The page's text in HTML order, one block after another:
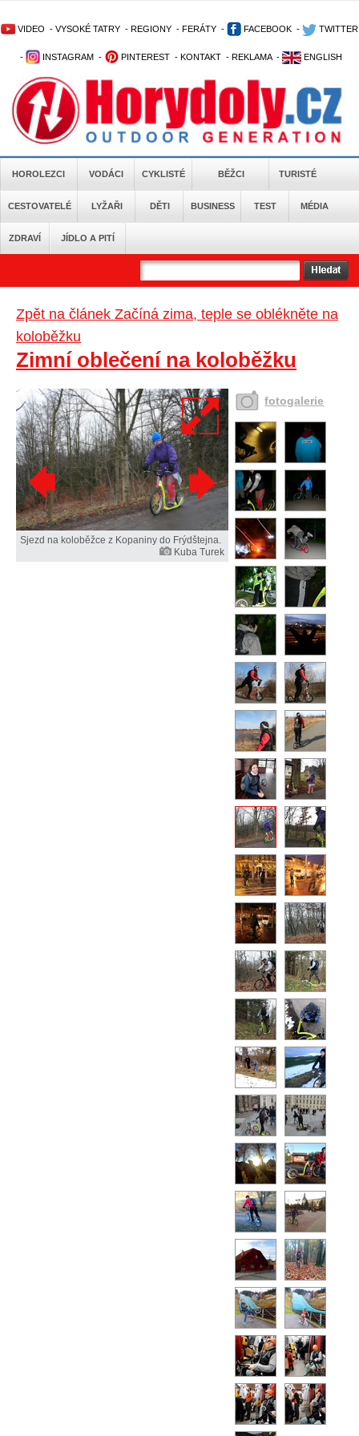
VIDEO - VYSOKÉ TATRY - REGIONY - FERÁTY - FACEBOOK - TWITTER
- INSTAGRAM - PINTEREST - KONTAKT - REKLAMA - ENGLISH
HOROLEZCI VODÁCI CYKLISTÉ BĚŽCI TURISTÉ
CESTOVATELÉ LYŽAŘI DĚTI BUSINESS TEST MÉDIA
ZDRAVÍ JÍDLO A PITÍ
Zpět na článek Začíná zima, teple se oblékněte na
koloběžku
Zimní oblečení na koloběžku
Sjezd na koloběžce z Kopaniny do Frýdštejna.
Kuba Turek
fotogalerie